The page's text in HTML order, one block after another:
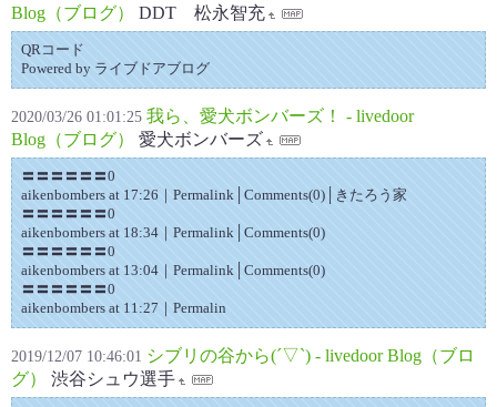
Blog（ブログ）
DDT 松永智充
QRコード
Powered by ライブドアブログ
2020/03/26 01:01:25 我ら、愛犬ボンバーズ！ - livedoor
Blog（ブログ）
愛犬ボンバーズ
〓〓〓〓〓〓0
aikenbombers at 17:26｜Permalink│Comments(0)│きたろう家
〓〓〓〓〓〓0
aikenbombers at 18:34｜Permalink│Comments(0)
〓〓〓〓〓〓0
aikenbombers at 13:04｜Permalink│Comments(0)
〓〓〓〓〓〓0
aikenbombers at 11:27｜Permalin
2019/12/07 10:46:01 シブリの谷から(´▽`) - livedoor Blog（ブロ
グ）
渋谷シュウ選手